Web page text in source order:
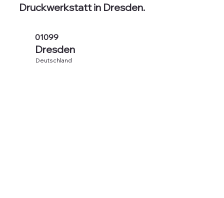
Druckwerkstatt in Dresden.
01099
Dresden
Deutschland